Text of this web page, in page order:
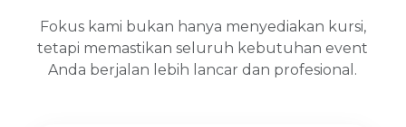
Fokus kami bukan hanya menyediakan kursi,
tetapi memastikan seluruh kebutuhan event
Anda berjalan lebih lancar dan profesional.